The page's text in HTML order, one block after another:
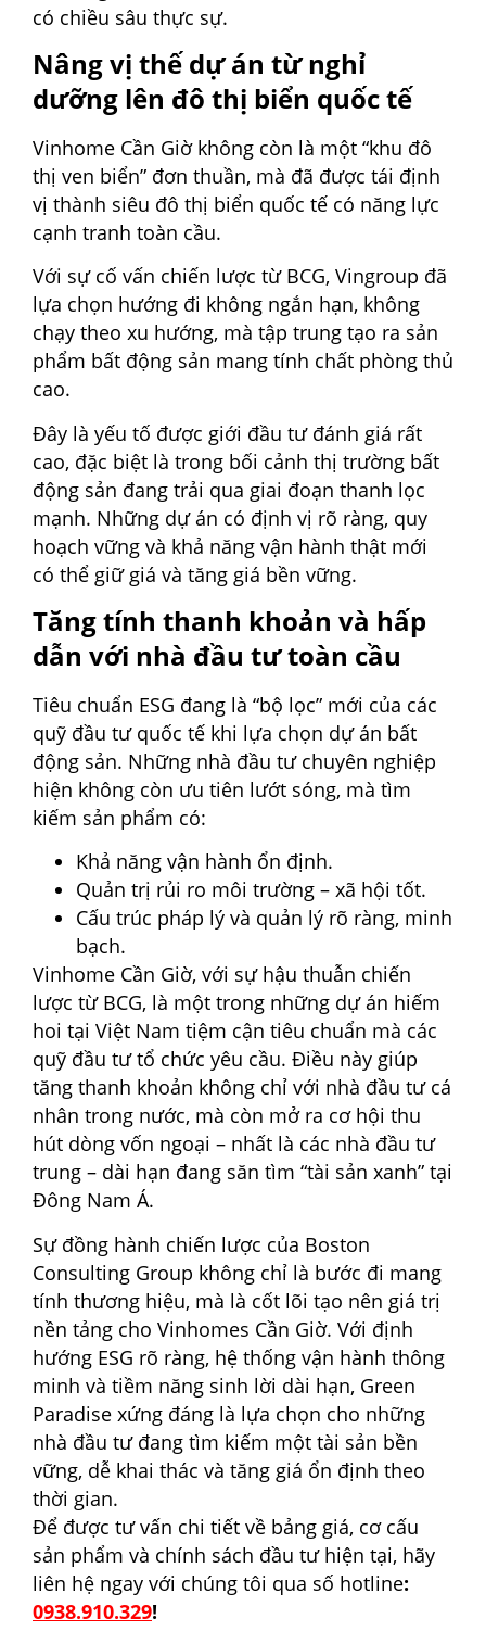
có chiều sâu thực sự.
Nâng vị thế dự án từ nghỉ
dưỡng lên đô thị biển quốc tế
Vinhome Cần Giờ không còn là một “khu đô
thị ven biển” đơn thuần, mà đã được tái định
vị thành siêu đô thị biển quốc tế có năng lực
cạnh tranh toàn cầu.
Với sự cố vấn chiến lược từ BCG, Vingroup đã
lựa chọn hướng đi không ngắn hạn, không
chạy theo xu hướng, mà tập trung tạo ra sản
phẩm bất động sản mang tính chất phòng thủ
cao.
Đây là yếu tố được giới đầu tư đánh giá rất
cao, đặc biệt là trong bối cảnh thị trường bất
động sản đang trải qua giai đoạn thanh lọc
mạnh. Những dự án có định vị rõ ràng, quy
hoạch vững và khả năng vận hành thật mới
có thể giữ giá và tăng giá bền vững.
Tăng tính thanh khoản và hấp
dẫn với nhà đầu tư toàn cầu
Tiêu chuẩn ESG đang là “bộ lọc” mới của các
quỹ đầu tư quốc tế khi lựa chọn dự án bất
động sản. Những nhà đầu tư chuyên nghiệp
hiện không còn ưu tiên lướt sóng, mà tìm
kiếm sản phẩm có:
Khả năng vận hành ổn định.
Quản trị rủi ro môi trường – xã hội tốt.
Cấu trúc pháp lý và quản lý rõ ràng, minh
bạch.
Vinhome Cần Giờ, với sự hậu thuẫn chiến
lược từ BCG, là một trong những dự án hiếm
hoi tại Việt Nam tiệm cận tiêu chuẩn mà các
quỹ đầu tư tổ chức yêu cầu. Điều này giúp
tăng thanh khoản không chỉ với nhà đầu tư cá
nhân trong nước, mà còn mở ra cơ hội thu
hút dòng vốn ngoại – nhất là các nhà đầu tư
trung – dài hạn đang săn tìm “tài sản xanh” tại
Đông Nam Á.
Sự đồng hành chiến lược của Boston
Consulting Group không chỉ là bước đi mang
tính thương hiệu, mà là cốt lõi tạo nên giá trị
nền tảng cho Vinhomes Cần Giờ. Với định
hướng ESG rõ ràng, hệ thống vận hành thông
minh và tiềm năng sinh lời dài hạn, Green
Paradise xứng đáng là lựa chọn cho những
nhà đầu tư đang tìm kiếm một tài sản bền
vững, dễ khai thác và tăng giá ổn định theo
thời gian.
Để được tư vấn chi tiết về bảng giá, cơ cấu
sản phẩm và chính sách đầu tư hiện tại, hãy
liên hệ ngay với chúng tôi qua số hotline:
0938.910.329!